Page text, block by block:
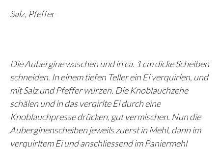
Salz, Pfeffer
Die Aubergine waschen und in ca. 1 cm dicke Scheiben
schneiden. In einem tiefen Teller ein Ei verquirlen, und
mit Salz und Pfeffer würzen. Die Knoblauchzehe
schälen und in das verqirlte Ei durch eine
Knoblauchpresse drücken, gut vermischen. Nun die
Auberginenscheiben jeweils zuerst in Mehl, dann im
verquirltem Ei und anschliessend im Paniermehl